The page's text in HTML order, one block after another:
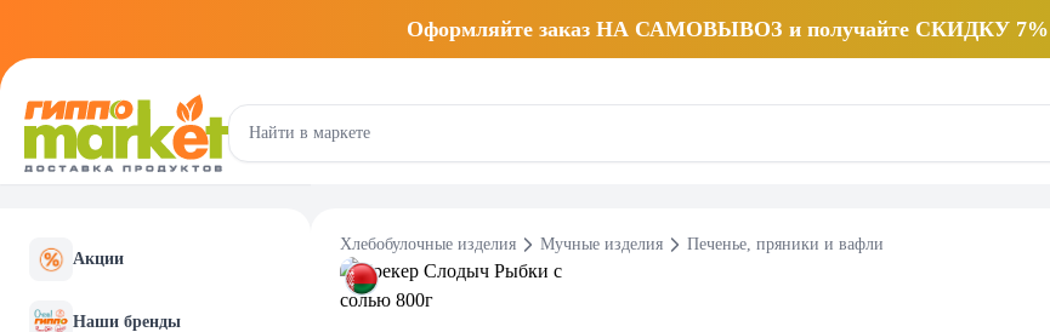
Оформляйте заказ НА САМОВЫВОЗ и получайте СКИДКУ 7%
Акции
Наши бренды
Хлебобулочные изделия Мучные изделия Печенье, пряники и вафли